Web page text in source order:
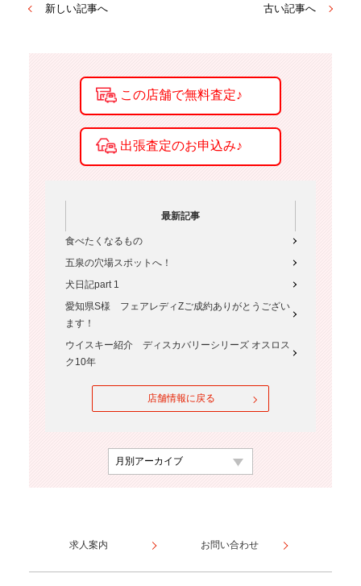
新しい記事へ 古い記事へ
最新記事
食べたくなるもの
五泉の穴場スポットへ！
犬日記part 1
愛知県S様 フェアレディZご成約ありがとうござい
ます！
ウイスキー紹介 ディスカバリーシリーズ オスロス
ク10年
店舗情報に戻る
求人案内 お問い合わせ